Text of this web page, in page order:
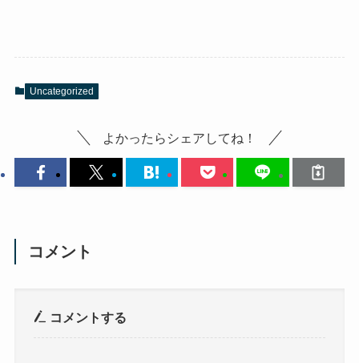
Uncategorized
よかったらシェアしてね！
コメント
コメントする